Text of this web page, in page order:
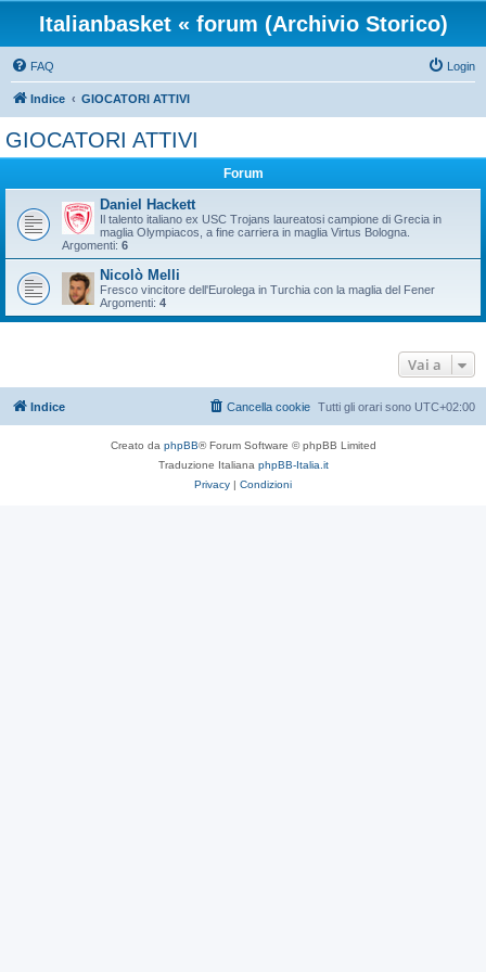
Italianbasket « forum (Archivio Storico)
FAQ Login
Indice GIOCATORI ATTIVI
GIOCATORI ATTIVI
Forum
Daniel Hackett
Il talento italiano ex USC Trojans laureatosi campione di Grecia in
maglia Olympiacos, a fine carriera in maglia Virtus Bologna.
Argomenti: 6
Nicolò Melli
Fresco vincitore dell'Eurolega in Turchia con la maglia del Fener
Argomenti: 4
Vai a
Indice Tutti gli orari sono UTC+02:00
Cancella cookie
Creato da phpBB® Forum Software © phpBB Limited
Traduzione Italiana phpBB-Italia.it
Privacy | Condizioni